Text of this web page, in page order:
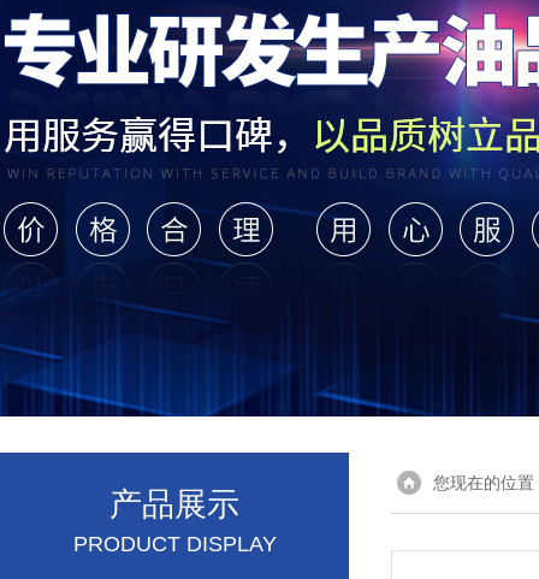
产品展示
PRODUCT DISPLAY
您现在的位置